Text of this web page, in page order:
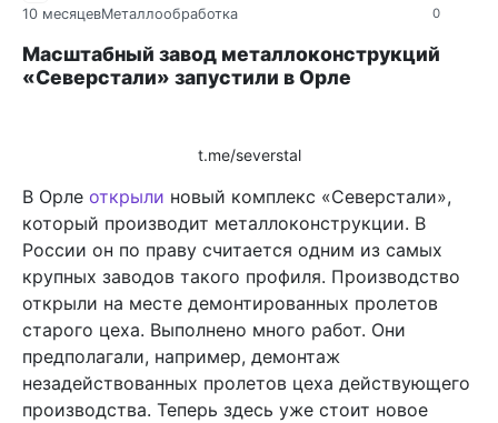
0
10 месяцевМеталлообработка
Масштабный завод металлоконструкций
«Северстали» запустили в Орле
t.me/severstal
В Орле открыли новый комплекс «Северстали»,
который производит металлоконструкции. В
России он по праву считается одним из самых
крупных заводов такого профиля. Производство
открыли на месте демонтированных пролетов
старого цеха. Выполнено много работ. Они
предполагали, например, демонтаж
незадействованных пролетов цеха действующего
производства. Теперь здесь уже стоит новое